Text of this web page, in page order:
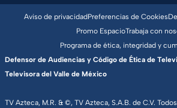
TV Azteca, M.R. & ©, TV Azteca, S.A.B. de C.V.
Aviso de privacidadPreferencias de Cookies
Promo EspacioTrabaja con
Programa de ética, integridad y
Defensor de Audiencias y Código de Ética de
Televisora del Valle de México